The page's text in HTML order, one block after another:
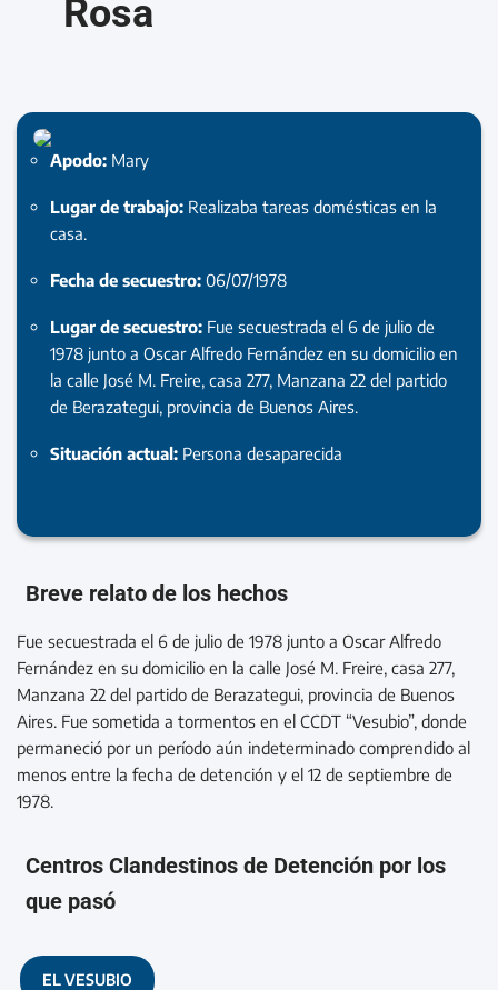
Rosa
Apodo: Mary
Lugar de trabajo: Realizaba tareas domésticas en la
casa.
Fecha de secuestro: 06/07/1978
Lugar de secuestro: Fue secuestrada el 6 de julio de
1978 junto a Oscar Alfredo Fernández en su domicilio en
la calle José M. Freire, casa 277, Manzana 22 del partido
de Berazategui, provincia de Buenos Aires.
Situación actual: Persona desaparecida
Breve relato de los hechos
Fue secuestrada el 6 de julio de 1978 junto a Oscar Alfredo
Fernández en su domicilio en la calle José M. Freire, casa 277,
Manzana 22 del partido de Berazategui, provincia de Buenos
Aires. Fue sometida a tormentos en el CCDT “Vesubio”, donde
permaneció por un período aún indeterminado comprendido al
menos entre la fecha de detención y el 12 de septiembre de
1978.
Centros Clandestinos de Detención por los
que pasó
EL VESUBIO